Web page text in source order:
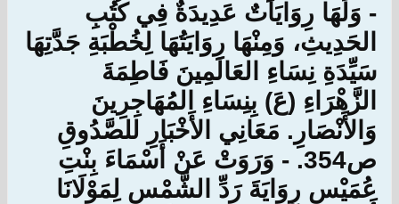
- وَلَهَا رِوَايَاتٌ عَدِيدَةٌ فِي كُتُبِ
الحَدِيثِ، وَمِنْهَا رِوَايَتُهَا لِخُطْبَةِ جَدَّتِهَا
سَيِّدَةِ نِسَاءِ العَالَمِينَ فَاطِمَةَ
الزَّهْرَاءِ (عَ) بِنِسَاءِ المُهَاجِرِينَ
وَالأَنْصَارِ. مَعَانِي الأَخْبَارِ للصَّدُوقِ
ص354. - وَرَوَتْ عَنْ أَسْمَاءَ بِنْتِ
عُمَيْسٍ رِوَايَةَ رَدِّ الشَّمْسِ لِمَوْلَانَا